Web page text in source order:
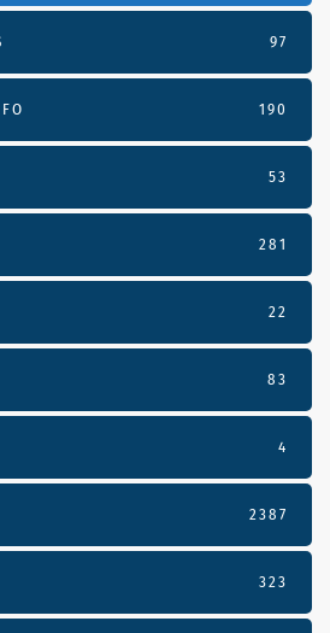
97
190
53
281
22
83
4
2387
323